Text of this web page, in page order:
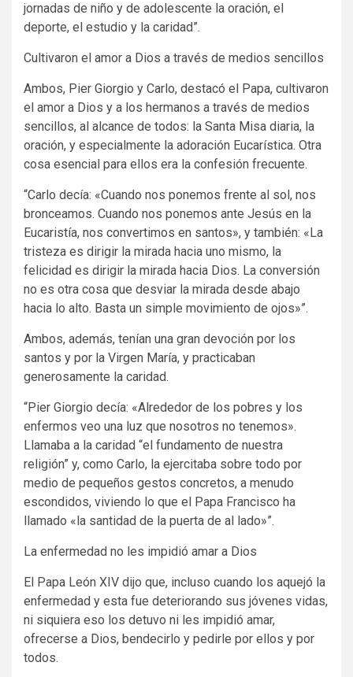
jornadas de niño y de adolescente la oración, el
deporte, el estudio y la caridad”.
Cultivaron el amor a Dios a través de medios sencillos
Ambos, Pier Giorgio y Carlo, destacó el Papa, cultivaron
el amor a Dios y a los hermanos a través de medios
sencillos, al alcance de todos: la Santa Misa diaria, la
oración, y especialmente la adoración Eucarística. Otra
cosa esencial para ellos era la confesión frecuente.
“Carlo decía: «Cuando nos ponemos frente al sol, nos
bronceamos. Cuando nos ponemos ante Jesús en la
Eucaristía, nos convertimos en santos», y también: «La
tristeza es dirigir la mirada hacia uno mismo, la
felicidad es dirigir la mirada hacia Dios. La conversión
no es otra cosa que desviar la mirada desde abajo
hacia lo alto. Basta un simple movimiento de ojos»”.
Ambos, además, tenían una gran devoción por los
santos y por la Virgen María, y practicaban
generosamente la caridad.
“Pier Giorgio decía: «Alrededor de los pobres y los
enfermos veo una luz que nosotros no tenemos».
Llamaba a la caridad “el fundamento de nuestra
religión” y, como Carlo, la ejercitaba sobre todo por
medio de pequeños gestos concretos, a menudo
escondidos, viviendo lo que el Papa Francisco ha
llamado «la santidad de la puerta de al lado»”.
La enfermedad no les impidió amar a Dios
El Papa León XIV dijo que, incluso cuando los aquejó la
enfermedad y esta fue deteriorando sus jóvenes vidas,
ni siquiera eso los detuvo ni les impidió amar,
ofrecerse a Dios, bendecirlo y pedirle por ellos y por
todos.